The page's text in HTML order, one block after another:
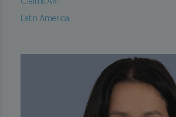
Claims ART
Latin America